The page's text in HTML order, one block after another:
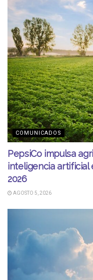
COMUNICADOS
PepsiCo impulsa
inteligencia artificial
2026
AGOSTO 5, 2026